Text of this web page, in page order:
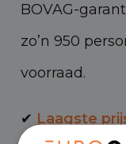
BOVAG-
zo’n 950
voorraad.
✔ Laagste